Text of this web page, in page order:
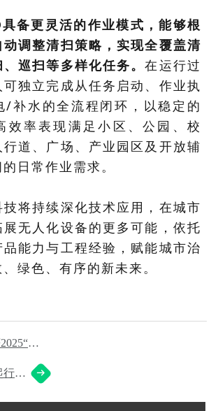
备更灵活的作业模式，能够根
调整清扫策略，实现全覆盖清
巡扫等多样化任务。在运行过
独立完成从任务启动、作业执
/补水的全流程闭环，以稳定的
效率表现满足小区、公园、校
道、广场、产业园区及开放辅
的日常作业需求。
将持续深化技术应用，在城市
无人化设备的更多可能，依托
能力与工程经验， 赋能城市治
绿色、有序的新未来。
创·
奖
行业
副主